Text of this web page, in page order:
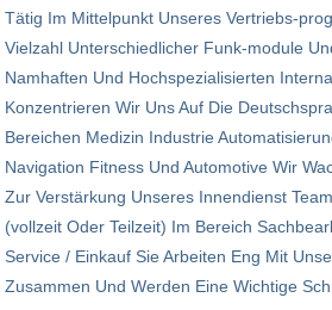
Tätig Im Mittelpunkt Unseres Vertriebs-
Vielzahl Unterschiedlicher Funk-module
Namhaften Und Hochspezialisierten
Konzentrieren Wir Uns Auf Die
Bereichen Medizin Industrie
Navigation Fitness Und Automotive Wir
Zur Verstärkung Unseres Innendienst
(vollzeit Oder Teilzeit) Im Bereich
Service / Einkauf Sie Arbeiten Eng Mit
Zusammen Und Werden Eine Wichtige